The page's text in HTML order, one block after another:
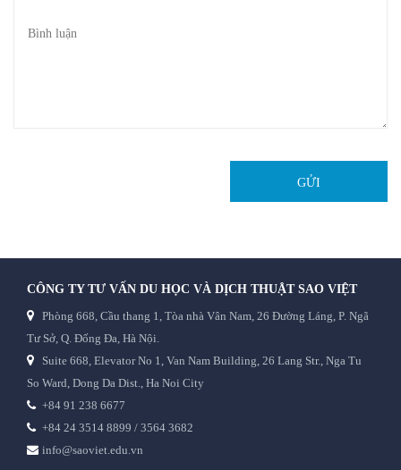
GỬI
CÔNG TY TƯ VẤN DU HỌC VÀ DỊCH THUẬT SAO VIỆT
Phòng 668, Cầu thang 1, Tòa nhà Vân Nam, 26 Đường Láng, P. Ngã
Tư Sở, Q. Đống Đa, Hà Nội.
Suite 668, Elevator No 1, Van Nam Building, 26 Lang Str., Nga Tu
So Ward, Dong Da Dist., Ha Noi City
+84 91 238 6677
+84 24 3514 8899 / 3564 3682
info@saoviet.edu.vn